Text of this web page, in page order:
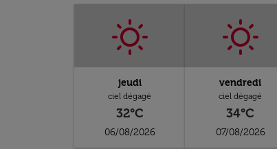
jeudi
ciel dégagé
32°C
06/08/2026
vendredi
ciel dégagé
34°C
07/08/2026